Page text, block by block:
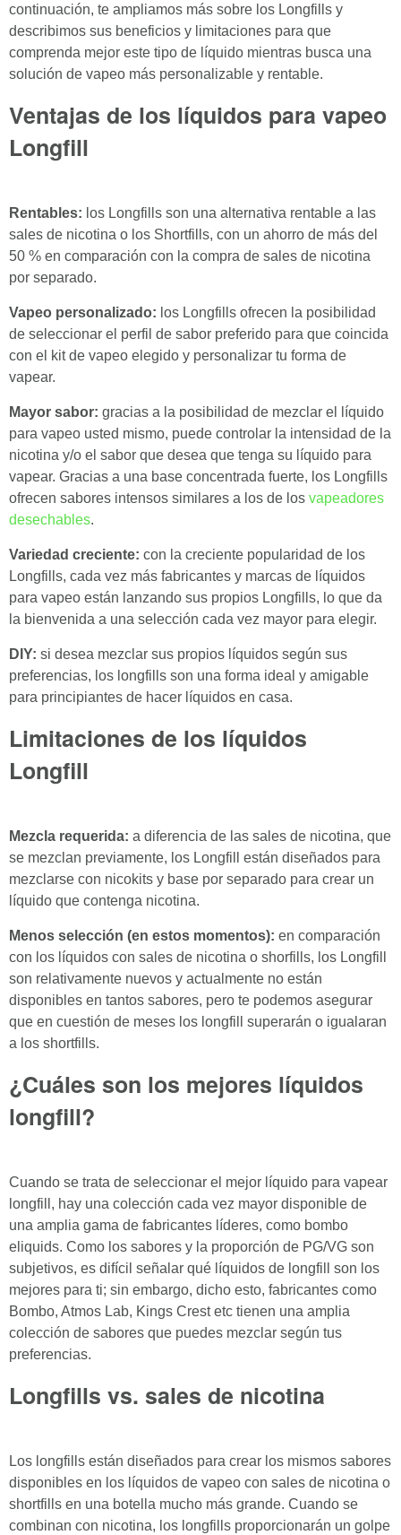
continuación, te ampliamos más sobre los Longfills y
describimos sus beneficios y limitaciones para que
comprenda mejor este tipo de líquido mientras busca una
solución de vapeo más personalizable y rentable.
Ventajas de los líquidos para vapeo
Longfill
Rentables: los Longfills son una alternativa rentable a las
sales de nicotina o los Shortfills, con un ahorro de más del
50 % en comparación con la compra de sales de nicotina
por separado.
Vapeo personalizado: los Longfills ofrecen la posibilidad
de seleccionar el perfil de sabor preferido para que coincida
con el kit de vapeo elegido y personalizar tu forma de
vapear.
Mayor sabor: gracias a la posibilidad de mezclar el líquido
para vapeo usted mismo, puede controlar la intensidad de la
nicotina y/o el sabor que desea que tenga su líquido para
vapear. Gracias a una base concentrada fuerte, los Longfills
ofrecen sabores intensos similares a los de los vapeadores
desechables.
Variedad creciente: con la creciente popularidad de los
Longfills, cada vez más fabricantes y marcas de líquidos
para vapeo están lanzando sus propios Longfills, lo que da
la bienvenida a una selección cada vez mayor para elegir.
DIY: si desea mezclar sus propios líquidos según sus
preferencias, los longfills son una forma ideal y amigable
para principiantes de hacer líquidos en casa.
Limitaciones de los líquidos
Longfill
Mezcla requerida: a diferencia de las sales de nicotina, que
se mezclan previamente, los Longfill están diseñados para
mezclarse con nicokits y base por separado para crear un
líquido que contenga nicotina.
Menos selección (en estos momentos): en comparación
con los líquidos con sales de nicotina o shorfills, los Longfill
son relativamente nuevos y actualmente no están
disponibles en tantos sabores, pero te podemos asegurar
que en cuestión de meses los longfill superarán o igualaran
a los shortfills.
¿Cuáles son los mejores líquidos
longfill?
Cuando se trata de seleccionar el mejor líquido para vapear
longfill, hay una colección cada vez mayor disponible de
una amplia gama de fabricantes líderes, como bombo
eliquids. Como los sabores y la proporción de PG/VG son
subjetivos, es difícil señalar qué líquidos de longfill son los
mejores para ti; sin embargo, dicho esto, fabricantes como
Bombo, Atmos Lab, Kings Crest etc tienen una amplia
colección de sabores que puedes mezclar según tus
preferencias.
Longfills vs. sales de nicotina
Los longfills están diseñados para crear los mismos sabores
disponibles en los líquidos de vapeo con sales de nicotina o
shortfills en una botella mucho más grande. Cuando se
combinan con nicotina, los longfills proporcionarán un golpe